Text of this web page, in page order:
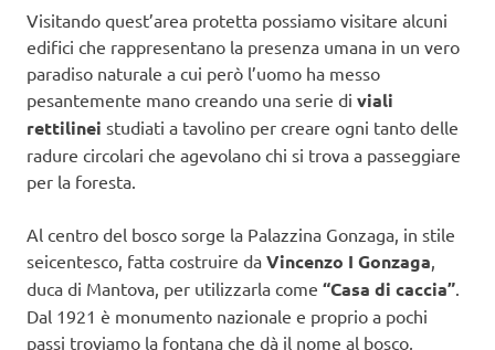
Visitando quest’area protetta possiamo visitare alcuni
edifici che rappresentano la presenza umana in un vero
paradiso naturale a cui però l’uomo ha messo
pesantemente mano creando una serie di viali
rettilinei studiati a tavolino per creare ogni tanto delle
radure circolari che agevolano chi si trova a passeggiare
per la foresta.
Al centro del bosco sorge la Palazzina Gonzaga, in stile
seicentesco, fatta costruire da Vincenzo I Gonzaga,
duca di Mantova, per utilizzarla come “Casa di caccia”.
Dal 1921 è monumento nazionale e proprio a pochi
passi troviamo la fontana che dà il nome al bosco,